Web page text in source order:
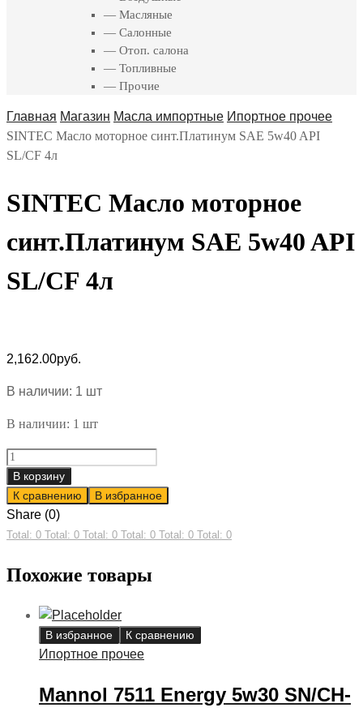
— Масляные
— Салонные
— Отоп. салона
— Топливные
— Прочие
Главная Магазин Масла импортные Ипортное прочее
SINTEC Масло моторное синт.Платинум SAE 5w40 API
SL/CF 4л
SINTEC Масло моторное
синт.Платинум SAE 5w40 API
SL/CF 4л
2,162.00руб.
В наличии: 1 шт
В наличии: 1 шт
SINTEC
Масло
моторное
синт.Платинум
SAE
API
quantity
В корзину
К сравнению
В избранное
Share (0)
Total: 0 Total: 0 Total: 0 Total: 0 Total: 0 Total: 0
Похожие товары
В избранное К сравнению
Ипортное прочее
Mannol 7511 Energy 5w30 SN/CH-